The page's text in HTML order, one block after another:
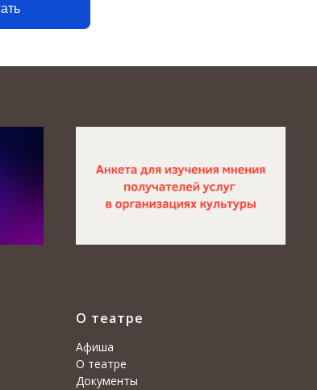
О театре
Афиша
О театре
Документы